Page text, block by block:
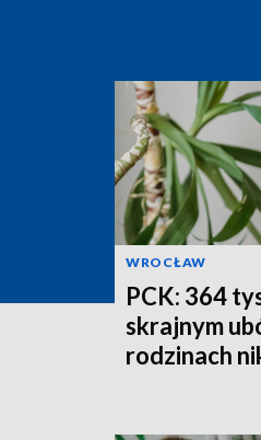
WROCŁAW
PCK: 364
skrajnym
rodzinach